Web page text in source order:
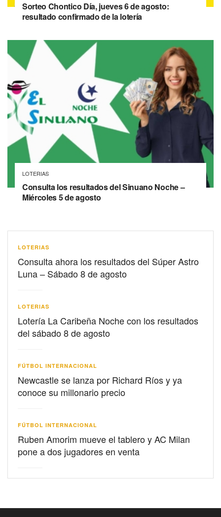
Sorteo Chontico Día, jueves 6 de agosto:
resultado confirmado de la lotería
LOTERIAS
Consulta los resultados del Sinuano Noche –
Miércoles 5 de agosto
LOTERIAS
Consulta ahora los resultados del Súper Astro
Luna – Sábado 8 de agosto
LOTERIAS
Lotería La Caribeña Noche con los resultados
del sábado 8 de agosto
FÚTBOL INTERNACIONAL
Newcastle se lanza por Richard Ríos y ya
conoce su millonario precio
FÚTBOL INTERNACIONAL
Ruben Amorim mueve el tablero y AC Milan
pone a dos jugadores en venta